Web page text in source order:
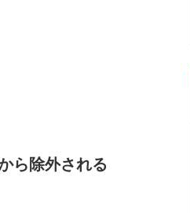
ら除外される